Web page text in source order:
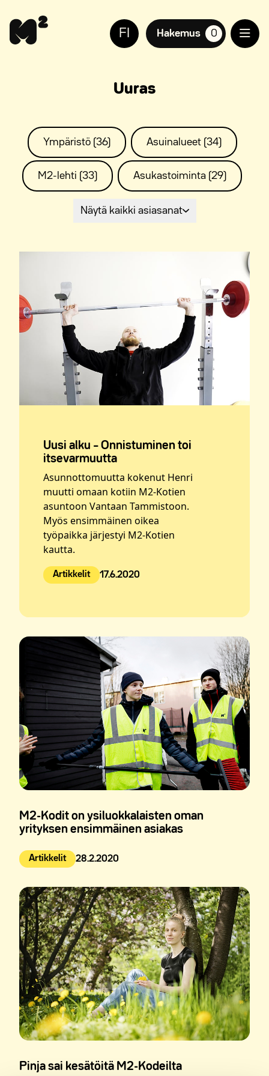
sisältöön
sivuston
käyttöön
FI Hakemus
suosikkiasuntoja,
0
Uuras
Ympäristö (36) Asuinalueet (34)
M2-lehti (33) Asukastoiminta (29)
Näytä kaikki asiasanat
Uusi alku – Onnistuminen toi
itsevarmuutta
Asunnottomuutta kokenut Henri
muutti omaan kotiin M2-Kotien
asuntoon Vantaan Tammistoon.
Myös ensimmäinen oikea
työpaikka järjestyi M2-Kotien
kautta.
Artikkelit
Julkaistu: 17.6.2020
M2-Kodit on ysiluokkalaisten oman
yrityksen ensimmäinen asiakas
Artikkelit
Julkaistu: 28.2.2020
Pinja sai kesätöitä M2-Kodeilta